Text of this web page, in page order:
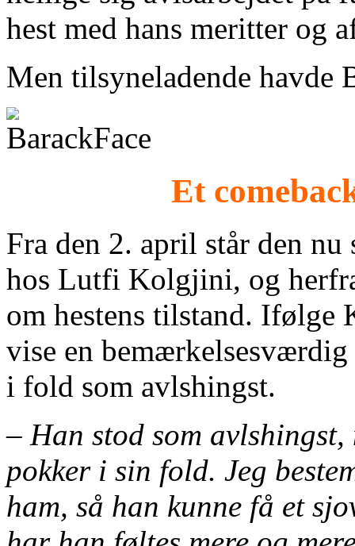
hest med hans meritter og
Men tilsyneladende havde
Et
Fra den 2. april står den
hos Lutfi Kolgjini, og
om hestens tilstand. Ifølge
vise en
i fold som avlshingst.
– Han stod som
pokker i sin fold. Jeg
ham, så han kunne få et